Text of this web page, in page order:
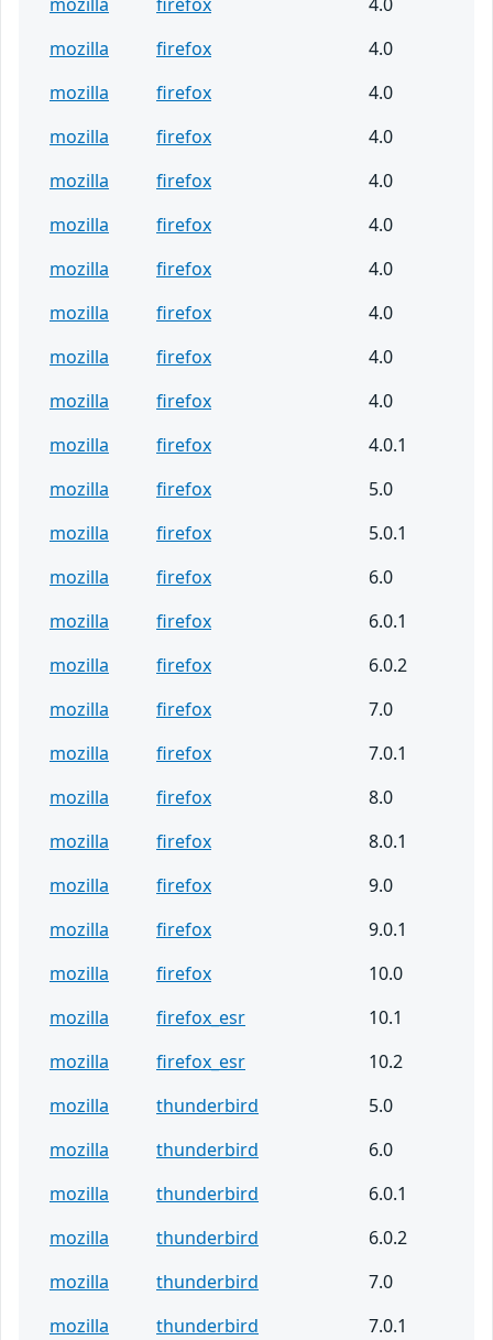
mozilla
firefox
4.0
mozilla
firefox
4.0
mozilla
firefox
4.0
mozilla
firefox
4.0
mozilla
firefox
4.0
mozilla
firefox
4.0
mozilla
firefox
4.0
mozilla
firefox
4.0
mozilla
firefox
4.0
mozilla
firefox
4.0.1
mozilla
firefox
5.0
mozilla
firefox
5.0.1
mozilla
firefox
6.0
mozilla
firefox
6.0.1
mozilla
firefox
6.0.2
mozilla
firefox
7.0
mozilla
firefox
7.0.1
mozilla
firefox
8.0
mozilla
firefox
8.0.1
mozilla
firefox
9.0
mozilla
firefox
9.0.1
mozilla
firefox
10.0
mozilla
firefox_esr
10.1
mozilla
firefox_esr
10.2
mozilla
thunderbird
5.0
mozilla
thunderbird
6.0
mozilla
thunderbird
6.0.1
mozilla
thunderbird
6.0.2
mozilla
thunderbird
7.0
mozilla
thunderbird
7.0.1